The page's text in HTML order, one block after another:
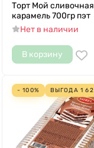
Торт Мой сливочная
карамель 700гр пэт
Нет в наличии
В корзину
- 100% ВЫГОДА 1